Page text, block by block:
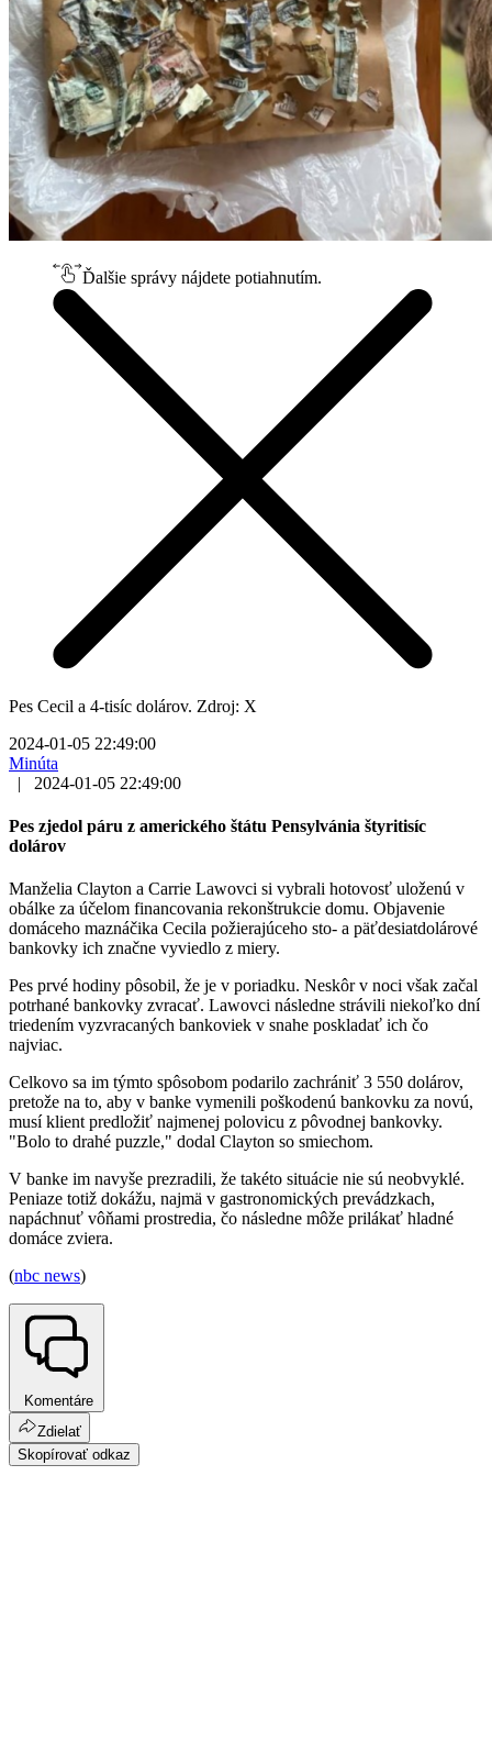
Ďalšie správy nájdete potiahnutím.
Pes Cecil a 4-tisíc dolárov. Zdroj: X
2024-01-05 22:49:00
Minúta
|
2024-01-05 22:49:00
Pes zjedol páru z amerického štátu Pensylvánia štyritisíc
dolárov
Manželia Clayton a Carrie Lawovci si vybrali hotovosť uloženú v
obálke za účelom financovania rekonštrukcie domu. Objavenie
domáceho maznáčika Cecila požierajúceho sto- a päťdesiatdolárové
bankovky ich značne vyviedlo z miery.
Pes prvé hodiny pôsobil, že je v poriadku. Neskôr v noci však začal
potrhané bankovky zvracať. Lawovci následne strávili niekoľko dní
triedením vyzvracaných bankoviek v snahe poskladať ich čo
najviac.
Celkovo sa im týmto spôsobom podarilo zachrániť 3 550 dolárov,
pretože na to, aby v banke vymenili poškodenú bankovku za novú,
musí klient predložiť najmenej polovicu z pôvodnej bankovky.
"Bolo to drahé puzzle," dodal Clayton so smiechom.
V banke im navyše prezradili, že takéto situácie nie sú neobvyklé.
Peniaze totiž dokážu, najmä v gastronomických prevádzkach,
napáchnuť vôňami prostredia, čo následne môže prilákať hladné
domáce zviera.
(nbc news)
Komentáre
Zdielať
Skopírovať odkaz